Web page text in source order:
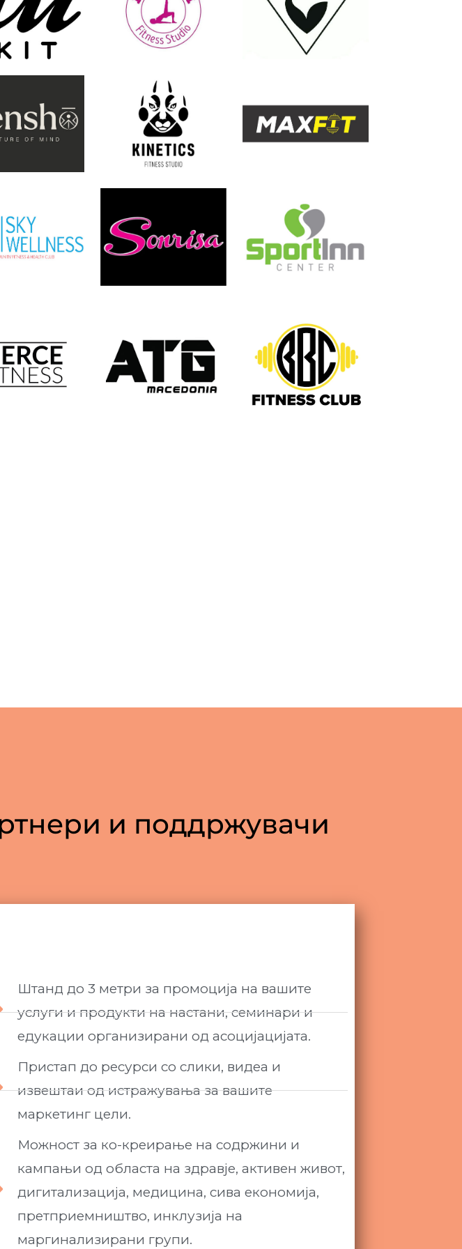
и поддржувачи
Штанд до 3 метри за промоција на вашите
услуги и продукти на настани, семинари и
едукации организирани од асоцијацијата.
Пристап до ресурси со слики, видеа и
извештаи од истражувања за вашите
маркетинг цели.
Можност за ко-креирање на содржини и
кампањи од областа на здравје, активен живот,
дигитализација, медицина, сива економија,
претприемништво, инклузија на
маргинализирани групи.